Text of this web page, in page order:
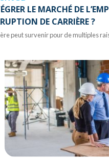
LE MARCHÉ DE
DE CARRIÈRE ?
peut survenir pour de multiples